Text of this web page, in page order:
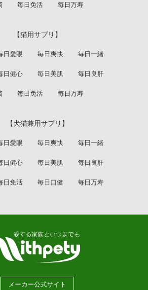
毎日免活 毎日万寿
【猫用サプリ】
日愛眼 毎日爽快 毎日一緒
日健心 毎日美肌 毎日良肝
毎日免活 毎日万寿
【犬猫兼用サプリ】
日愛眼 毎日爽快 毎日一緒
日健心 毎日美肌 毎日良肝
日免活 毎日口健 毎日万寿
メーカー公式サイト